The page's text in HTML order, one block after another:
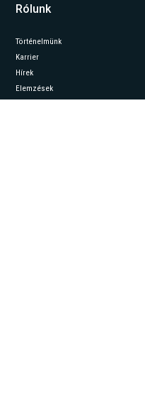
Rólunk
Történelmünk
Karrier
Hírek
Elemzések